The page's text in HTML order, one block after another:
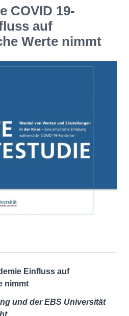
COVID 19-
auf
Werte nimmt
Einfluss auf
nimmt
und der EBS Universität